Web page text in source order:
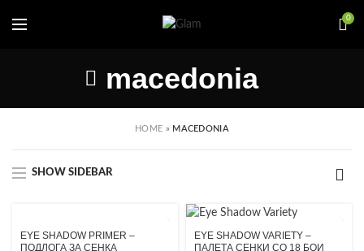
0
macedonia
HOME » MACEDONIA
SHOW SIDEBAR
EYE SHADOW PRIMER –
ПОДЛОГА ЗА СЕНКА
EYE SHADOW VARIETY –
ПАЛЕТА СЕНКИ СО 18 БОИ